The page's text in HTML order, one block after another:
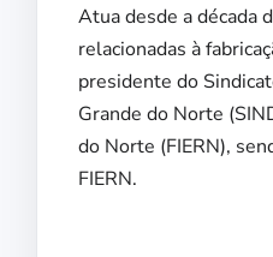
Atua desde a década
relacionadas à
presidente do
Grande do Norte
do Norte (FIERN),
FIERN.